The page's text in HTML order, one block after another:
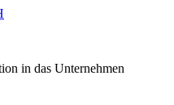
in das Unternehmen